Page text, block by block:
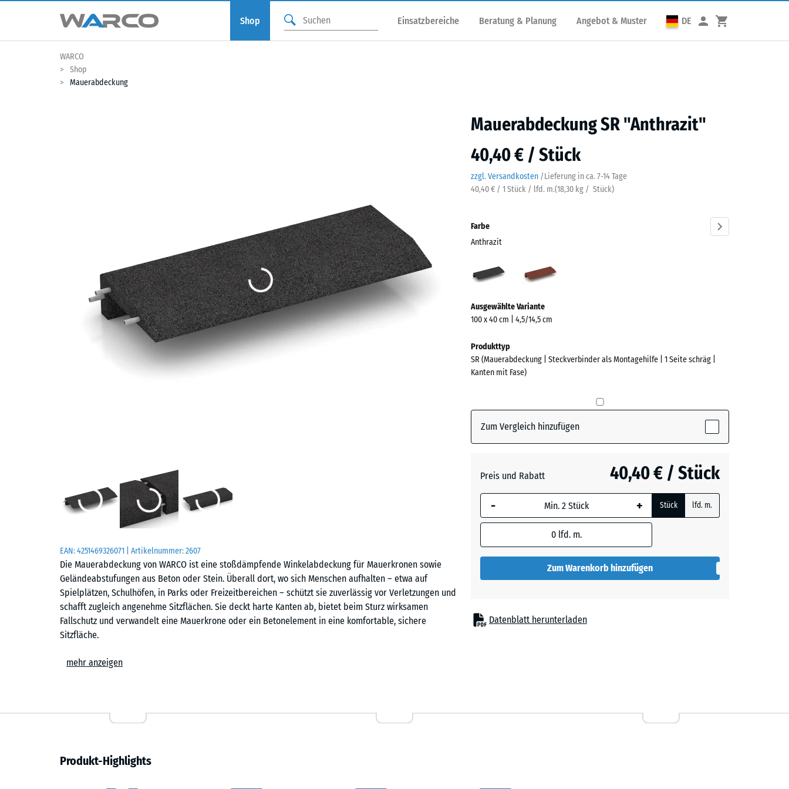
Shop Einsatzbereiche Beratung & Planung Angebot & Muster DE
WARCO
Shop
Mauerabdeckung
Mauerabdeckung SR "Anthrazit"
40,40 € / Stück
zzgl. Versandkosten /Lieferung in ca. 7-14 Tage
40,40 € / 1 Stück / lfd. m.(18,30 kg / Stück)
EAN:4251469326071 | Artikelnummer:2607
Die Mauerabdeckung von WARCO ist eine stoßdämpfende Winkelabdeckung für Mauerkronen sowie
Geländeabstufungen aus Beton oder Stein. Überall dort, wo sich Menschen aufhalten – etwa auf
Spielplätzen, Schulhöfen, in Parks oder Freizeitbereichen – schützt sie zuverlässig vor Verletzungen und
schafft zugleich angenehme Sitzflächen. Sie deckt harte Kanten ab, bietet beim Sturz wirksamen
Fallschutz und verwandelt eine Mauerkrone oder ein Betonelement in eine komfortable, sichere
Sitzfläche.
Material und Eigenschaften
wasserdurchlässig, sodass Regenwasser zügig hindurchsickert und die Oberfläche schnell abtrocknet.
Form und Funktion
mehr anzeigen
Farbe
Anthrazit
(active)
Informationen
zu
Farben?
Farbpalette
(active)
Ausgewählte Variante
100 x 40 cm | 4,5/14,5 cm
Produkttyp
SR (Mauerabdeckung | Steckverbinder als Montagehilfe | 1 Seite schräg |
Kanten mit Fase)
Zum Vergleich hinzufügen
Preis und Rabatt 40,40 € / Stück
- + Stück lfd. m.
0 lfd. m.
Zum Warenkorb hinzufügen
Datenblatt herunterladen
Produkt-Highlights